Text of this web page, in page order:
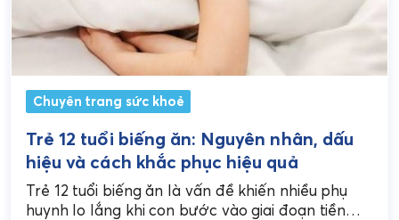
Chuyên trang sức khoẻ
Trẻ 12 tuổi biếng ăn: Nguyên nhân, dấu
hiệu và cách khắc phục hiệu quả
Trẻ 12 tuổi biếng ăn là vấn đề khiến nhiều phụ
huynh lo lắng khi con bước vào giai đoạn tiền